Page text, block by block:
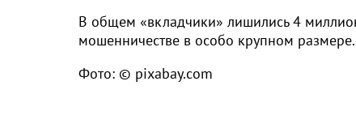
В общем «вкладчики» лишились 4
мошенничестве в особо крупном размере.
Фото: © pixabay.com